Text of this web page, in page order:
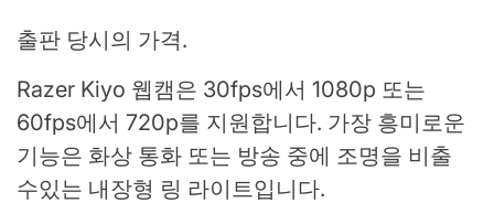
출판 당시의 가격.
Razer Kiyo 웹캠은 30fps에서 1080p 또는
60fps에서 720p를 지원합니다. 가장 흥미로운
기능은 화상 통화 또는 방송 중에 조명을 비출
수있는 내장형 링 라이트입니다.